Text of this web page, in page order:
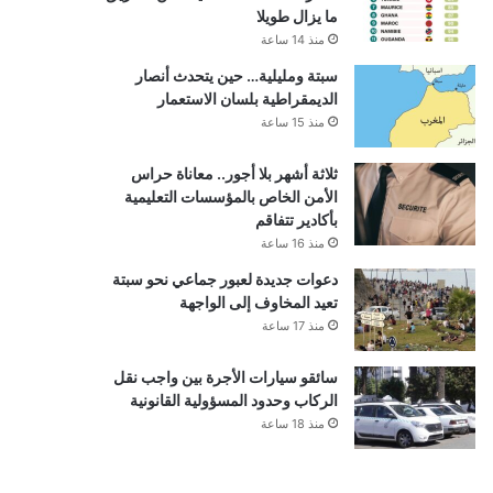
ما يزال طويلا
منذ 14 ساعة
سبتة ومليلية… حين يتحدث أنصار
الديمقراطية بلسان الاستعمار
منذ 15 ساعة
ثلاثة أشهر بلا أجور.. معاناة حراس
الأمن الخاص بالمؤسسات التعليمية
بأكادير تتفاقم
منذ 16 ساعة
دعوات جديدة لعبور جماعي نحو سبتة
تعيد المخاوف إلى الواجهة
منذ 17 ساعة
سائقو سيارات الأجرة بين واجب نقل
الركاب وحدود المسؤولية القانونية
منذ 18 ساعة